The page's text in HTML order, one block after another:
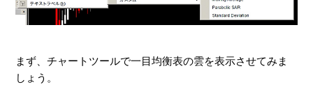
まず、チャートツールで一目均衡表の雲を表示させてみま
しょう。